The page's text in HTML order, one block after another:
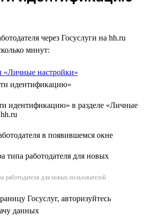
через Госуслуги на hh.ru
минут:
«Личные настройки»
идентификацию»
в появившемся окне
работодателя для новых пользователей
Госуслуг, авторизуйтесь
данных